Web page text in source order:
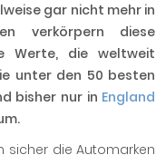
gar nicht mehr in
verkörpern diese
Werte, die weltweit
unter den 50 besten
bisher nur in England
sicher die Automarken